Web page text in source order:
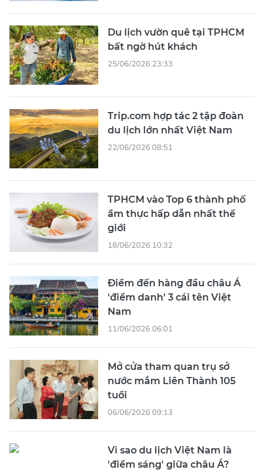
Du lịch vườn quê tại TPHCM
bất ngờ hút khách
25/06/2026 23:33
Trip.com hợp tác 2 tập đoàn
du lịch lớn nhất Việt Nam
22/06/2026 08:51
TPHCM vào Top 6 thành phố
ẩm thực hấp dẫn nhất thế
giới
18/06/2026 10:32
Điểm đến hàng đầu châu Á
'điểm danh' 3 cái tên Việt
Nam
11/06/2026 06:01
Mở cửa tham quan trụ sở
nước mắm Liên Thành 105
tuổi
06/06/2026 09:13
Vì sao du lịch Việt Nam là
'điểm sáng' giữa châu Á?